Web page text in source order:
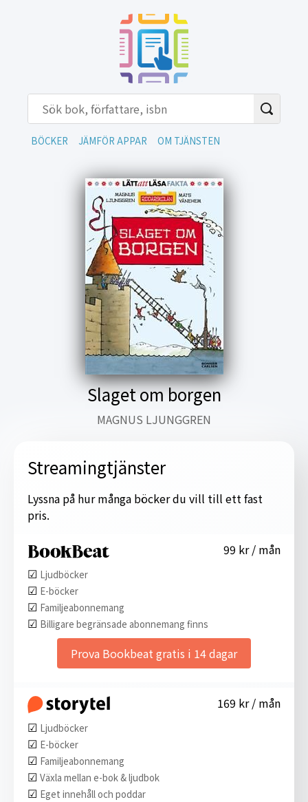
BÖCKER JÄMFÖR APPAR OM TJÄNSTEN
Slaget om borgen
MAGNUS LJUNGGREN
Streamingtjänster
Lyssna på hur många böcker du vill till ett fast
pris.
99 kr / mån
☑︎ Ljudböcker
☑︎ E-böcker
☑︎ Familjeabonnemang
☑︎ Billigare begränsade abonnemang finns
Prova Bookbeat gratis i 14 dagar
169 kr / mån
☑︎ Ljudböcker
☑︎ E-böcker
☑︎ Familjeabonnemang
☑︎ Växla mellan e-bok & ljudbok
☑︎ Eget innehåll och poddar